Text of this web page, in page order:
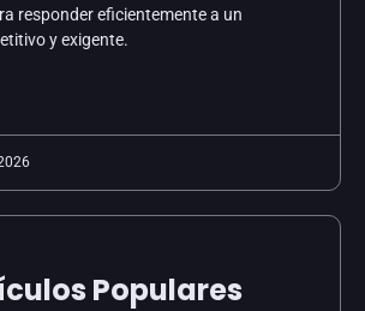
responder eficientemente a un
y exigente.
Populares